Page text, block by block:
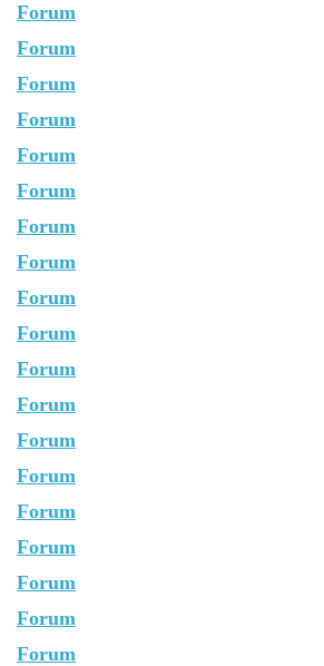
Forum
Forum
Forum
Forum
Forum
Forum
Forum
Forum
Forum
Forum
Forum
Forum
Forum
Forum
Forum
Forum
Forum
Forum
Forum